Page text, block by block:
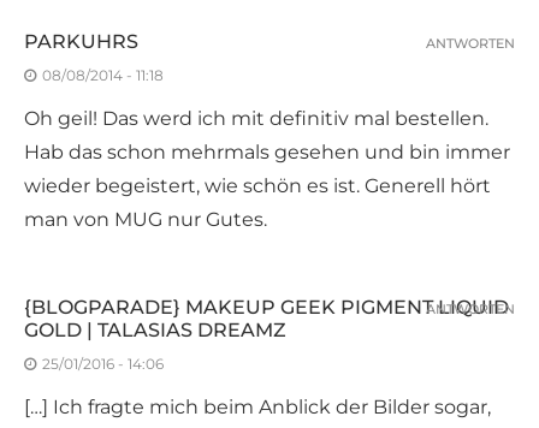
PARKUHRS
08/08/2014 - 11:18
Oh geil! Das werd ich mit definitiv mal bestellen.
Hab das schon mehrmals gesehen und bin immer
wieder begeistert, wie schön es ist. Generell hört
man von MUG nur Gutes.
ANTWORTEN
{BLOGPARADE} MAKEUP GEEK PIGMENT LIQUID
GOLD | TALASIAS DREAMZ
25/01/2016 - 14:06
[…] Ich fragte mich beim Anblick der Bilder sogar,
ANTWORTEN